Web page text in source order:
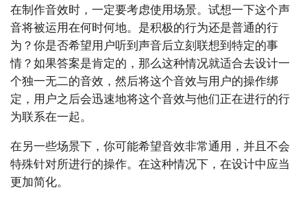
在制作音效时，一定要考虑使用场景。试想一下这个声
音将被运用在何时何地。是积极的行为还是普通的行
为？你是否希望用户听到声音后立刻联想到特定的事
情？如果答案是肯定的，那么这种情况就适合去设计一
个独一无二的音效，然后将这个音效与用户的操作绑
定，用户之后会迅速地将这个音效与他们正在进行的行
为联系在一起。
在另一些场景下，你可能希望音效非常通用，并且不会
特殊针对所进行的操作。在这种情况下，在设计中应当
更加简化。